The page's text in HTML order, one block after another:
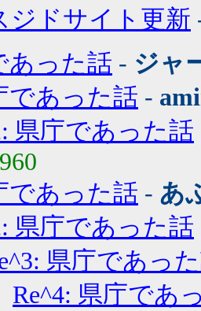
ジドサイト更新
あった話 - ジャ
であった話 -
県庁であった話
であった話 - あ
県庁であった話
県庁であっ
Re^4: 県庁であ